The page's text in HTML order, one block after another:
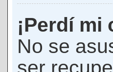
¡Perdí
No se
ser